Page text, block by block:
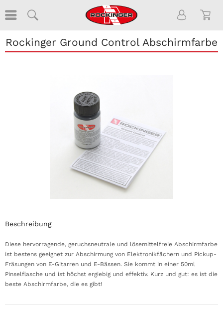
Rockinger Ground Control Abschirmfarbe
Beschreibung
Diese hervorragende, geruchsneutrale und lösemittelfreie Abschirmfarbe
ist bestens geeignet zur Abschirmung von Elektronikfächern und Pickup-
Fräsungen von E-Gitarren und E-Bässen. Sie kommt in einer 50ml
Pinselflasche und ist höchst ergiebig und effektiv. Kurz und gut: es ist die
beste Abschirmfarbe, die es gibt!